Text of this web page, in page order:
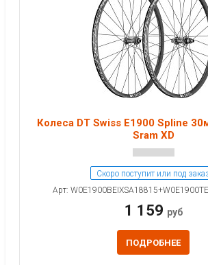
Колеса DT Swiss E1900 Spline
Sram XD
Скоро поступит или под
Арт:
1 159 руб
ПОДРОБНЕЕ